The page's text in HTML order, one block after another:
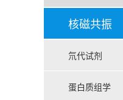
核磁共振
氘代试剂
蛋白质组学